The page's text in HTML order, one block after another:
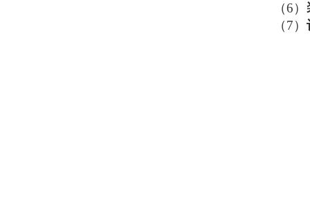
（6）
（7）